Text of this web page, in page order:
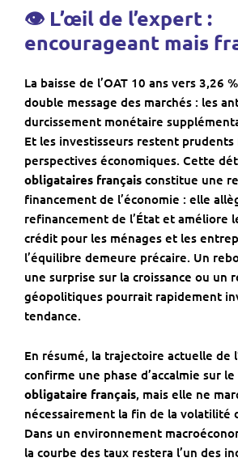
👁 L’œil de l’expert :
encourageant mais
La baisse de l’OAT 10 ans vers 3,26
double message des marchés : les
durcissement monétaire
Et les investisseurs restent prudents
perspectives économiques. Cette
obligataires français constitue une
financement de l’économie : elle
refinancement de l’État et améliore
crédit pour les ménages et les
l’équilibre demeure précaire. Un
une surprise sur la croissance ou un
géopolitiques pourrait rapidement
tendance.
En résumé, la trajectoire actuelle de
confirme une phase d’accalmie sur le
obligataire français, mais elle ne
nécessairement la fin de la volatilité
Dans un environnement
la courbe des taux restera l’un des